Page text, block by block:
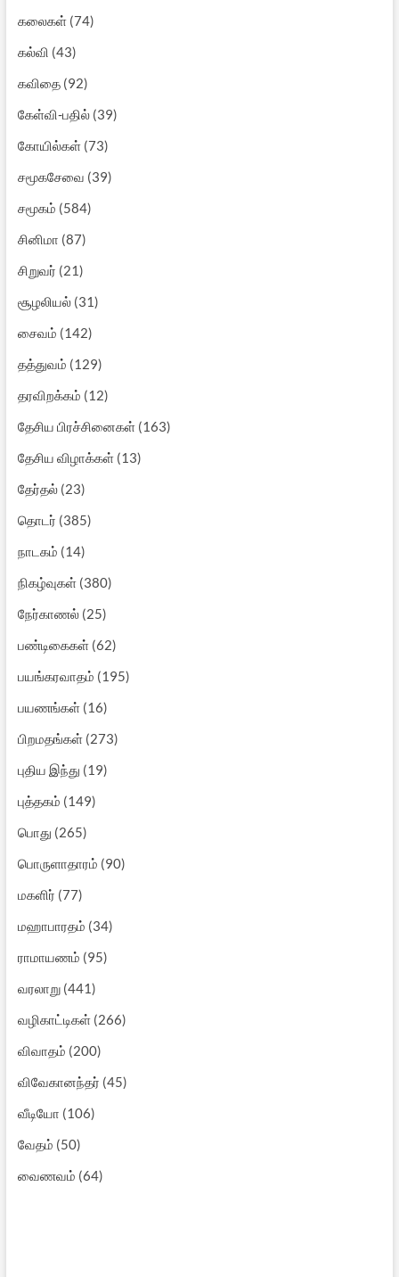
கலைகள்(74)
கல்வி (43)
கவிதை(92)
கேள்வி-பதில்(39)
கோயில்கள்(73)
சமூகசேவை (39)
சமூகம் (584)
சினிமா (87)
சிறுவர் (21)
சூழலியல்(31)
சைவம் (142)
தத்துவம் (129)
தரவிறக்கம் (12)
தேசிய பிரச்சினைகள்(163)
தேசிய விழாக்கள்(13)
தேர்தல்(23)
தொடர் (385)
நாடகம் (14)
நிகழ்வுகள்(380)
நேர்காணல்(25)
பண்டிகைகள்(62)
பயங்கரவாதம் (195)
பயணங்கள்(16)
பிறமதங்கள்(273)
புதிய இந்து (19)
புத்தகம் (149)
பொது (265)
பொருளாதாரம் (90)
மகளிர் (77)
மஹாபாரதம் (34)
ராமாயணம் (95)
வரலாறு(441)
வழிகாட்டிகள்(266)
விவாதம் (200)
விவேகானந்தர் (45)
வீடியோ (106)
வேதம் (50)
வைணவம் (64)